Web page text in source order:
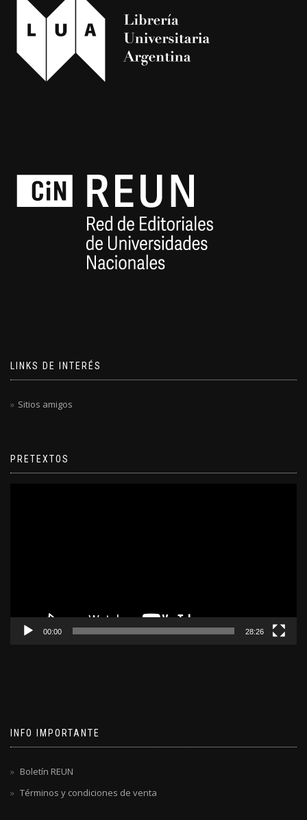
LINKS DE INTERÉS
Sitios amigos
PRETEXTOS
00:00 28:26
INFO IMPORTANTE
Boletín REUN
Términos y condiciones de venta